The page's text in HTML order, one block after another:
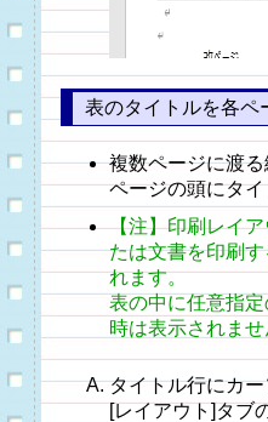
表のタイトルを各ペ
複数ページに渡
ページの頭にタ
【注】印刷レイ
たは文書を印刷
れます。
表の中に任意指
時は表示されませ
タイトル行にカ
[レイアウト]タブ